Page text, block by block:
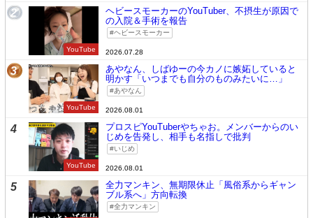
2
YouTube
ヘビースモーカーのYouTuber、不摂生が原因で
の入院＆手術を報告
ヘビースモーカー
2026.07.28
3
YouTube
あやなん、しばゆーの今カノに嫉妬していると
明かす「いつまでも自分のものみたいに…」
あやなん
2026.08.01
4
YouTube
プロスピYouTuberやちゃお。メンバーからのい
じめを告発し、相手も名指しで批判
いじめ
2026.08.01
5
全力マンキン、無期限休止「風俗系からギャン
ブル系へ」方向転換
全力マンキン